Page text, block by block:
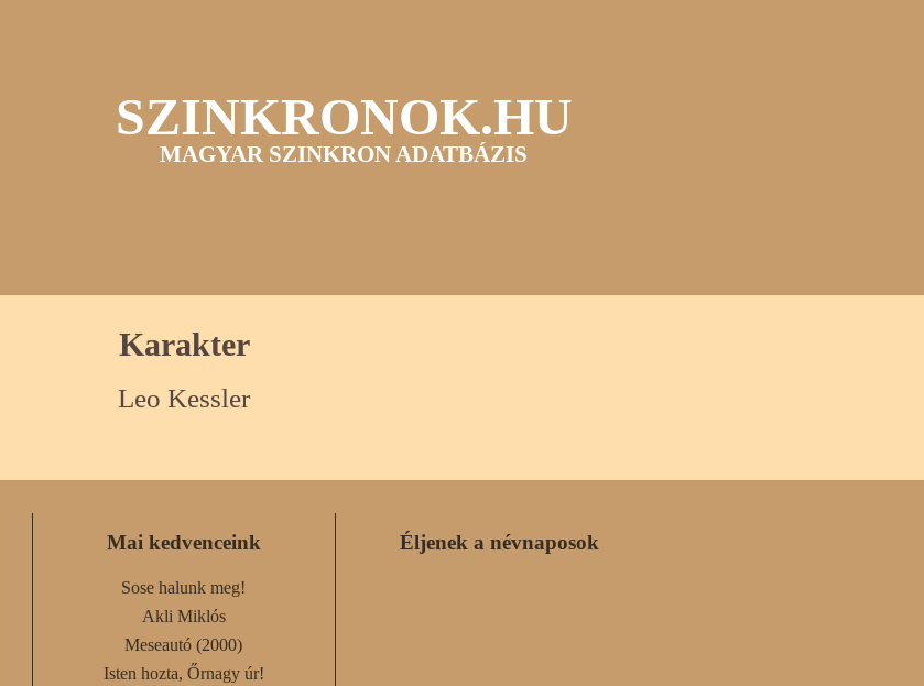
SZINKRONOK.HU
MAGYAR SZINKRON ADATBÁZIS
Karakter
Leo Kessler
Mai kedvenceink
Sose halunk meg!
Akli Miklós
Meseautó (2000)
Isten hozta, Őrnagy úr!
Éljenek a névnaposok